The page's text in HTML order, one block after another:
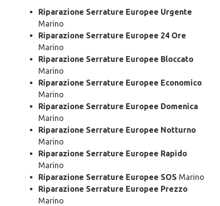
Riparazione Serrature Europee Urgente
Marino
Riparazione Serrature Europee 24 Ore
Marino
Riparazione Serrature Europee Bloccato
Marino
Riparazione Serrature Europee Economico
Marino
Riparazione Serrature Europee Domenica
Marino
Riparazione Serrature Europee Notturno
Marino
Riparazione Serrature Europee Rapido
Marino
Riparazione Serrature Europee SOS Marino
Riparazione Serrature Europee Prezzo
Marino